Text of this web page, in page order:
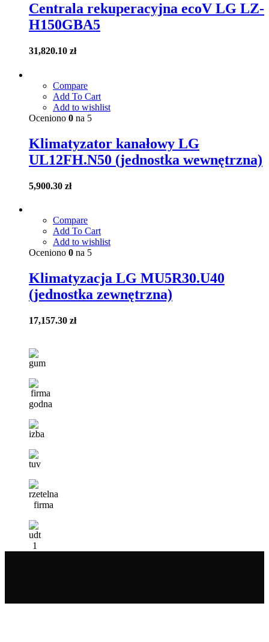
Centrala rekuperacyjna ecoV LG LZ-
H150GBA5
31,820.10 zł
Compare
Add To Cart
Add to wishlist
Oceniono 0 na 5
Klimatyzator kanałowy LG
UL12FH.N50 (jednostka wewnętrzna)
5,900.30 zł
Compare
Add To Cart
Add to wishlist
Oceniono 0 na 5
Klimatyzacja LG MU5R30.U40
(jednostka zewnętrzna)
17,157.30 zł